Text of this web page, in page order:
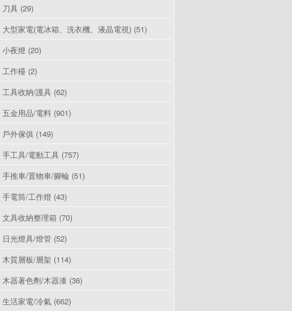
刀具 (29)
大型家電(電冰箱、洗衣機、液晶電視) (51)
小夜燈 (20)
工作檯 (2)
工具收納/護具 (62)
五金用品/電料 (901)
戶外傢俱 (149)
手工具/電動工具 (757)
手推車/置物車/腳輪 (51)
手電筒/工作燈 (43)
文具收納整理箱 (70)
日光燈具/燈管 (52)
木質層板/層架 (114)
木器著色劑/木器漆 (36)
生活家電/冷氣 (662)